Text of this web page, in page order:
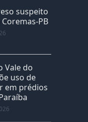
suspeito
PB
Vale do
uso de
em prédios